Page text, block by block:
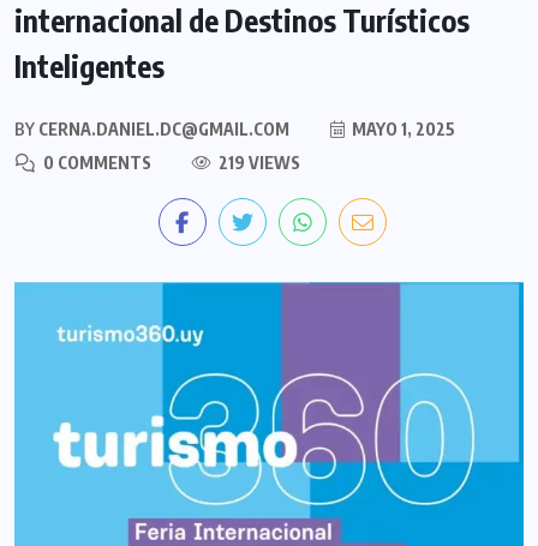
internacional de Destinos Turísticos
Inteligentes
BY CERNA.DANIEL.DC@GMAIL.COM
MAYO 1, 2025
0 COMMENTS
219 VIEWS